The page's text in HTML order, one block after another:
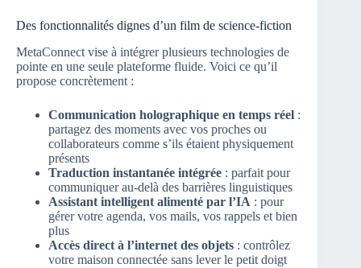
Des fonctionnalités dignes d’un film de science-fiction
MetaConnect vise à intégrer plusieurs technologies de
pointe en une seule plateforme fluide. Voici ce qu’il
propose concrètement :
Communication holographique en temps réel :
partagez des moments avec vos proches ou
collaborateurs comme s’ils étaient physiquement
présents
Traduction instantanée intégrée : parfait pour
communiquer au-delà des barrières linguistiques
Assistant intelligent alimenté par l’IA : pour
gérer votre agenda, vos mails, vos rappels et bien
plus
Accès direct à l’internet des objets : contrôlez
votre maison connectée sans lever le petit doigt